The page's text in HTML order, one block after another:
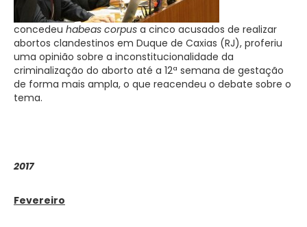
concedeu habeas corpus a cinco acusados de realizar
abortos clandestinos em Duque de Caxias (RJ), proferiu
uma opinião sobre a inconstitucionalidade da
criminalização do aborto até a 12ª semana de gestação
de forma mais ampla, o que reacendeu o debate sobre o
tema.
2017
Fevereiro